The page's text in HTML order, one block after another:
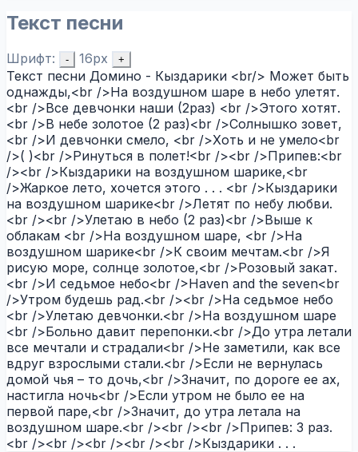
Текст песни
Шрифт: - 16px +
Текст песни Домино - Кыздарики <br/> Может быть
однажды,<br />На воздушном шаре в небо улетят.
<br />Все девчонки наши (2раз) <br />Этого хотят.
<br />В небе золотое (2 раз)<br />Солнышко зовет,
<br />И девчонки смело, <br />Хоть и не умело<br
/>( )<br />Ринуться в полет!<br /><br />Припев:<br
/><br />Кыздарики на воздушном шарике,<br
/>Жаркое лето, хочется этого . . . <br />Кыздарики
на воздушном шарике<br />Летят по небу любви.
<br /><br />Улетаю в небо (2 раз)<br />Выше к
облакам <br />На воздушном шаре, <br />На
воздушном шарике<br />К своим мечтам.<br />Я
рисую море, солнце золотое,<br />Розовый закат.
<br />И седьмое небо<br />Haven and the seven<br
/>Утром будешь рад.<br /><br />На седьмое небо
<br />Улетаю девчонки.<br />На воздушном шаре
<br />Больно давит перепонки.<br />До утра летали
все мечтали и страдали<br />Не заметили, как все
вдруг взрослыми стали.<br />Если не вернулась
домой чья – то дочь,<br />Значит, по дороге ее ах,
настигла ночь<br />Если утром не было ее на
первой паре,<br />Значит, до утра летала на
воздушном шаре.<br /><br /><br />Припев: 3 раз.
<br /><br /><br /><br /><br />Кыздарики . . .